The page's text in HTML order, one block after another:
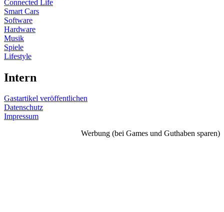
Connected Life
Smart Cars
Software
Hardware
Musik
Spiele
Lifestyle
Intern
Gastartikel veröffentlichen
Datenschutz
Impressum
Werbung (bei Games und Guthaben sparen)